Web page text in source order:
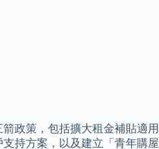
政策，包括擴大租金補貼適用
持方案，以及建立「青年購屋